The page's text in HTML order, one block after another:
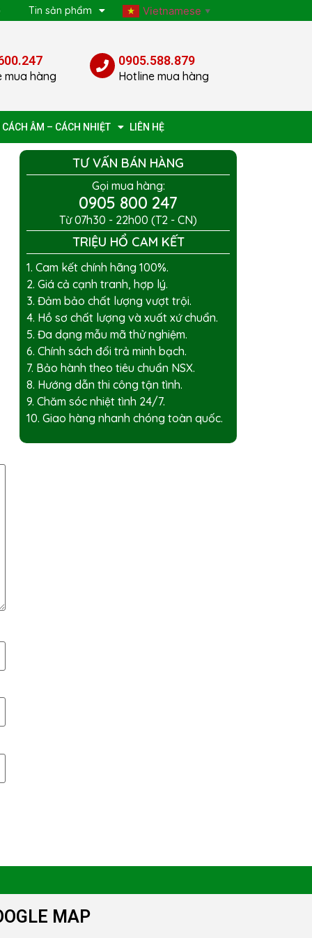
Tin sản phẩm Vietnamese ▼
mua hàng
0905.588.879
Hotline mua hàng
CÁCH ÂM – CÁCH NHIỆT LIÊN HỆ
TƯ VẤN BÁN HÀNG
Gọi mua hàng:
0905 800 247
Từ 07h30 - 22h00 (T2 - CN)
TRIỆU HỔ CAM KẾT
1. Cam kết chính hãng 100%.
2. Giá cả cạnh tranh, hợp lý.
3. Đảm bảo chất lượng vượt trội.
4. Hồ sơ chất lượng và xuất xứ chuẩn.
5. Đa dạng mẫu mã thử nghiệm.
6. Chính sách đổi trả minh bạch.
7. Bảo hành theo tiêu chuẩn NSX.
8. Hướng dẫn thi công tận tình.
9. Chăm sóc nhiệt tình 24/7.
10. Giao hàng nhanh chóng toàn quốc.
MAP